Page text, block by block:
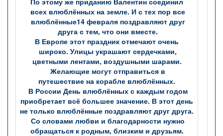
всех влюблённых на земле. И с тех пор все
влюблённые14 февраля поздравляют друг
друга с тем, что они вместе.
В Европе этот праздник отмечают очень
широко. Улицы украшают сердечками,
цветными лентами, воздушными шарами.
Желающие могут отправиться в
путешествие на корабле влюблённых.
В России День влюблённых с каждым годом
приобретает всё большее значение. В этот день
не только влюблённые поздравляют друг друга.
Со словами любви и благодарности нужно
обращаться к родным, близким и друзьям.